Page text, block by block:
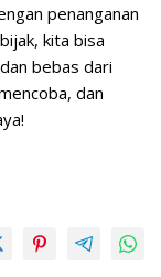
penanganan
kita bisa
bebas dari
dan